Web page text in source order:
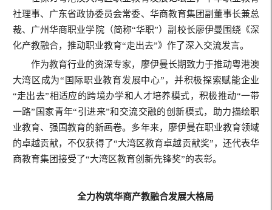
社理事、广东省政协委员会常委、华商教育集团副董事长兼总
裁、广州华商职业学院（简称“华职”）副校长廖伊曼围绕《深
化产教融合，推动职业教育“走出去”》作了深入交流发言。
作为教育行业的资深专家，廖伊曼长期致力于推动粤港澳
大湾区成为“国际职业教育发展中心”，并积极探索赋能企业
“走出去”相适应的跨境办学和人才培养模式，积极推动“一带
一路”国家青年“引进来”和交流交融的创新模式，助力描绘职
业教育、强国教育的新画卷。多年来，廖伊曼在职业教育领域
的卓越贡献，不仅获得了“大湾区教育卓越贡献奖”，还代表华
商教育集团接受了“大湾区教育创新先锋奖”的表彰。
全力构筑华商产教融合发展大格局